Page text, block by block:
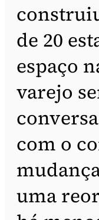
de 20
espaço
varejo
com o
uma